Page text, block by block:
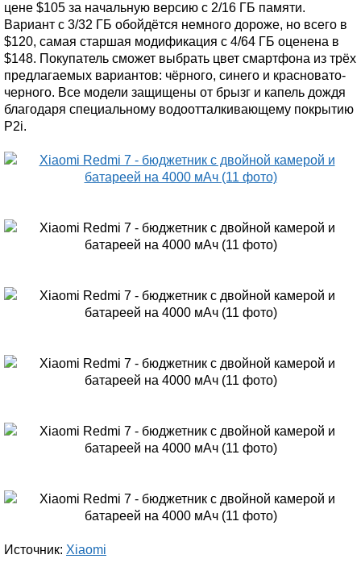
цене $105 за начальную версию с 2/16 ГБ памяти.
Вариант с 3/32 ГБ обойдётся немного дороже, но всего в
$120, самая старшая модификация с 4/64 ГБ оценена в
$148. Покупатель сможет выбрать цвет смартфона из трёх
предлагаемых вариантов: чёрного, синего и красновато-
черного. Все модели защищены от брызг и капель дождя
благодаря специальному водоотталкивающему покрытию
P2i.
Источник: Xiaomi